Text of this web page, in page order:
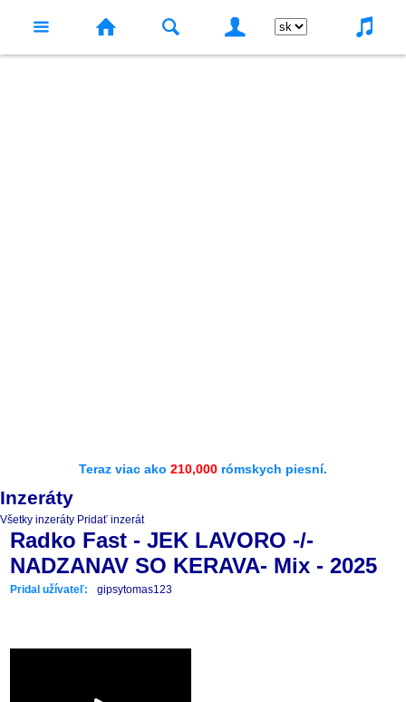
Teraz viac ako 210,000 rómskych piesní.
Inzeráty
Všetky inzeráty Pridať inzerát
Radko Fast - JEK LAVORO -/-
NADZANAV SO KERAVA- Mix - 2025
Pridal užívateľ: gipsytomas123